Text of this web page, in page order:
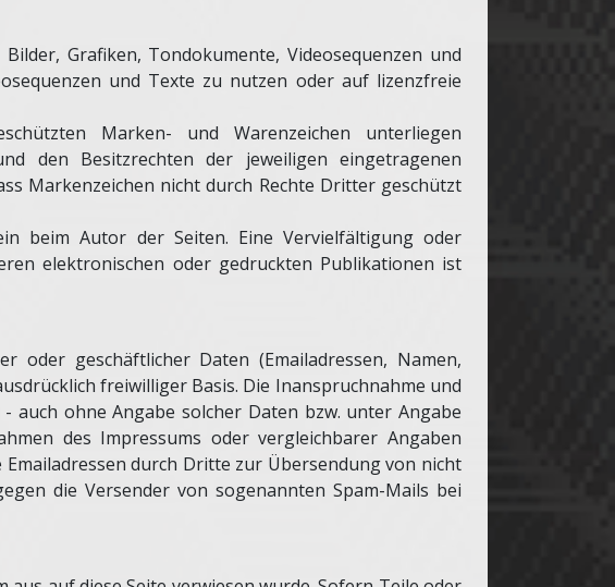
Grafiken, Tondokumente, Videosequenzen und
und Texte zu nutzen oder auf lizenzfreie
Marken- und Warenzeichen unterliegen
den Besitzrechten der jeweiligen eingetragenen
Markenzeichen nicht durch Rechte Dritter geschützt
beim Autor der Seiten. Eine Vervielfältigung oder
elektronischen oder gedruckten Publikationen ist
geschäftlicher Daten (Emailadressen, Namen,
freiwilliger Basis. Die Inanspruchnahme und
ohne Angabe solcher Daten bzw. unter Angabe
des Impressums oder vergleichbarer Angaben
durch Dritte zur Übersendung von nicht
die Versender von sogenannten Spam-Mails bei